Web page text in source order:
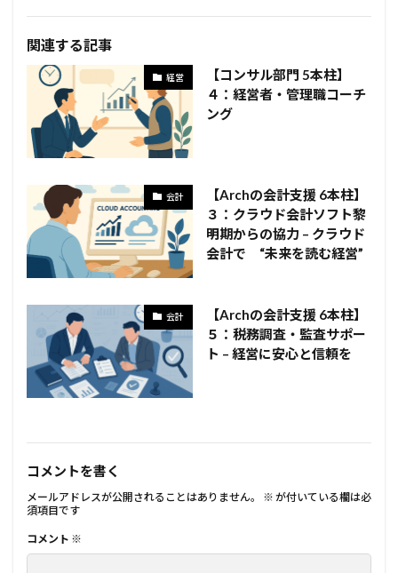
関連する記事
経営
【コンサル部門 5本柱】
４：経営者・管理職コーチ
ング
会計
【Archの会計支援 6本柱】
３：クラウド会計ソフト黎
明期からの協力 – クラウド
会計で “未来を読む経営”
会計
【Archの会計支援 6本柱】
５：税務調査・監査サポー
ト – 経営に安心と信頼を
コメントを書く
メールアドレスが公開されることはありません。 ※ が付いている欄は必
須項目です
コメント ※